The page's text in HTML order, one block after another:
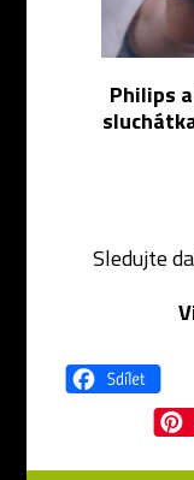
Philips
Sledujte